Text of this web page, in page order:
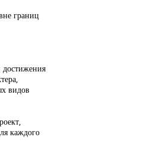
границ
видов
каждого